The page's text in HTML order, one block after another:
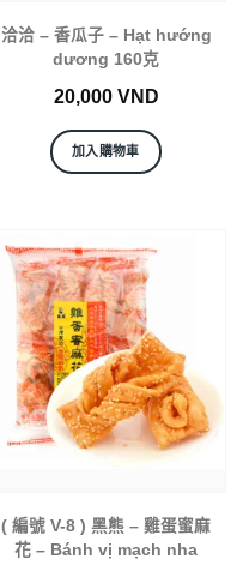
洽洽 – 香瓜子 – Hạt hướng
dương 160克
20,000 VND
加入購物車
( 編號 V-8 ) 黑熊 – 雞蛋蜜麻
花 – Bánh vị mạch nha